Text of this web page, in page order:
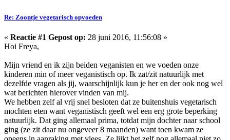
Re: Zoontje vegetarisch opvoeden
« Reactie #1 Gepost op: 28 juni 2016, 11:56:08 »
Hoi Freya,
Mijn vriend en ik zijn beiden veganisten en we voeden onze
kinderen min of meer veganistisch op. Ik zat/zit natuurlijk met
dezelfde vragen als jij, waarschijnlijk kun je her en der ook nog wel
wat berichten hierover vinden van mij.
We hebben zelf al vrij snel besloten dat ze buitenshuis vegetarisch
mochten eten want veganistisch geeft wel een erg grote beperking
natuurlijk. Dat ging allemaal prima, totdat mijn dochter naar school
ging (ze zit daar nu ongeveer 8 maanden) want toen kwam ze